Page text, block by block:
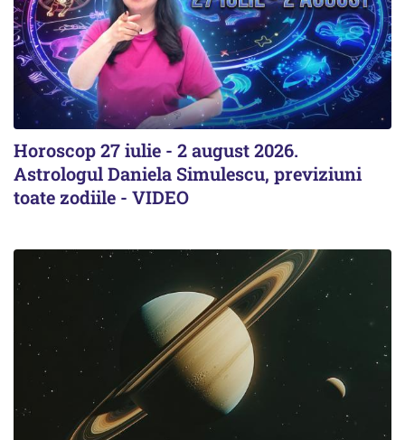
Horoscop 27 iulie - 2 august 2026.
Astrologul Daniela Simulescu, previziuni
toate zodiile - VIDEO